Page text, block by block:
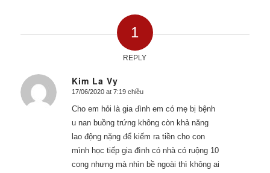
1
REPLY
Kim La Vy
says:
17/06/2020 at 7:19 chiều
Cho em hỏi là gia đình em có mẹ bị bệnh
u nan buồng trứng không còn khả năng
lao động nặng để kiếm ra tiền cho con
mình học tiếp gia đình có nhà có ruộng 10
cong nhưng mà nhìn bề ngoài thì không ai